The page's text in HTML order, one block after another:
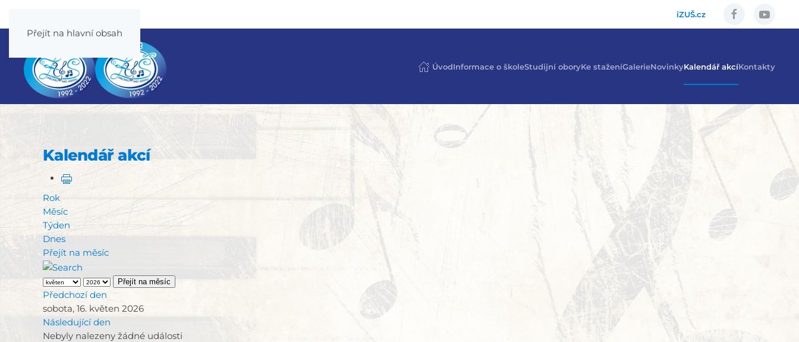
Přejít na hlavní obsah
iZUŠ.cz
ÚvodInformace o školeStudijní oboryKe staženíGalerieNovinkyKalendář akcíKontakty
Kalendář akcí
Rok
Měsíc
Týden
Dnes
Přejít na měsíc
Přejít na měsíc
Předchozí den
sobota, 16. květen 2026
Následující den
Nebyly nalezeny žádné události